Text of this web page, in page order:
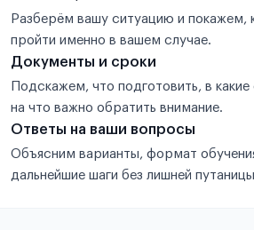
Разберём вашу ситуацию и покажем,
пройти именно в вашем случае.
Документы и сроки
Подскажем, что подготовить, в
на что важно обратить внимание.
Ответы на ваши вопросы
Объясним варианты, формат
дальнейшие шаги без лишней